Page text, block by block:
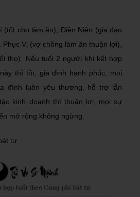
(tốt cho làm ăn), Diên Niên (gia đạo
Vị (vợ chồng làm ăn thuận lợi),
thọ). Nếu tuổi 2 người khi kết hợp
thì tốt, gia đình hạnh phúc, mọi
đình luôn yêu thương, hỗ trợ lẫn
kinh doanh thì thuận lợi, mọi sự
mở rộng không ngừng.
tự